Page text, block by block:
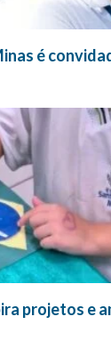
é
projetos e